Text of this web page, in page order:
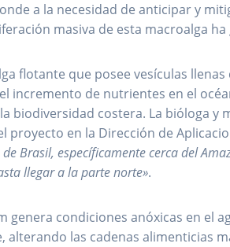
a la necesidad de anticipar y
masiva de esta macroalga
flotante que posee vesículas
incremento de nutrientes en el
biodiversidad costera. La bióloga y
en la Dirección de
Brasil, específicamente cerca del
llegar a la parte norte».
genera condiciones anóxicas en el
alterando las cadenas alimenticias